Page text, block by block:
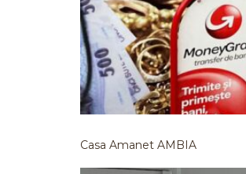
Casa Amanet AMBIA